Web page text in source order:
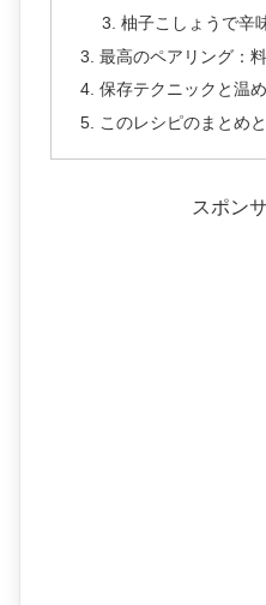
柚子こしょうで辛
最高のペアリング：
保存テクニックと温
このレシピのまとめ
スポン